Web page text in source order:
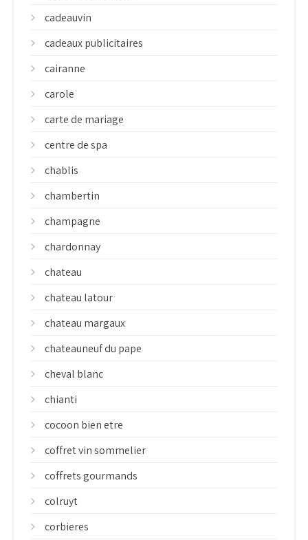
cadeauvin
cadeaux publicitaires
cairanne
carole
carte de mariage
centre de spa
chablis
chambertin
champagne
chardonnay
chateau
chateau latour
chateau margaux
chateauneuf du pape
cheval blanc
chianti
cocoon bien etre
coffret vin sommelier
coffrets gourmands
colruyt
corbieres